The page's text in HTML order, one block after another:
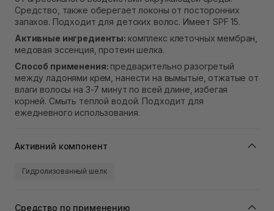
Средство, также оберегает локоны от посторонних
запахов. Подходит для детских волос. Имеет SPF 15.
Активные ингредиенты: комплекс клеточных мембран,
медовая эссенция, протеин шелка.
Способ применения: предварительно разогретый
между ладонями крем, нанести на вымытые, отжатые от
влаги волосы на 3-7 минут по всей длине, избегая
корней. Смыть теплой водой. Подходит для
ежедневного использования.
Активний компонент
Гидролизованный шелк
Средство по применению